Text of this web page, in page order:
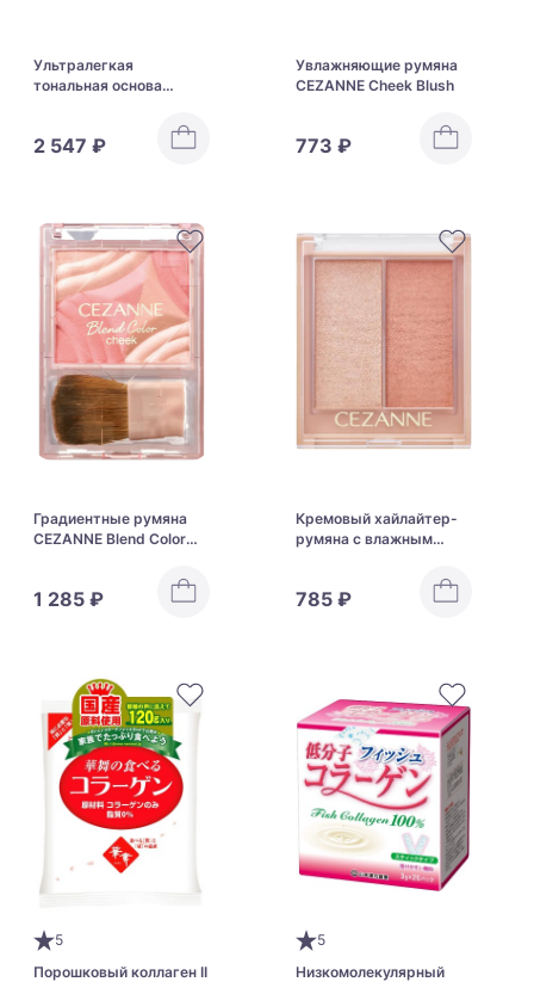
Ультралегкая
тональная основа
и сухости Kanebo Kate
Airy Change Liquid
2 547 ₽
Увлажняющие румяна
CEZANNE Cheek Blush
773 ₽
Градиентные румяна
CEZANNE Blend Color
1 285 ₽
Кремовый хайлайтер-
румяна с влажным
785 ₽
5
Порошковый коллаген II
5
Низкомолекулярный